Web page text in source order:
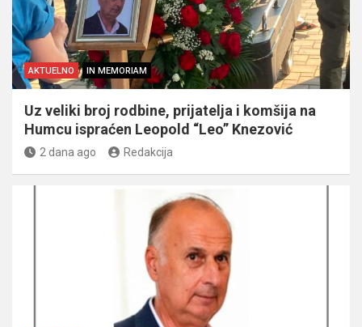
AKTUELNO IN MEMORIAM
Uz veliki broj rodbine, prijatelja i komšija na
Humcu ispraćen Leopold “Leo” Knezović
2 dana ago Redakcija